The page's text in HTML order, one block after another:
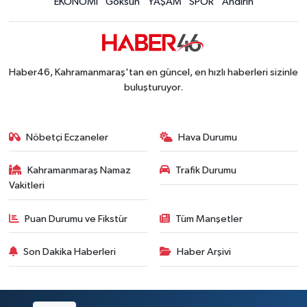
Kahramanmaraş'taki Okul Saldırısı Sonrası
12:31 |Kahramanmaraş Ağustos Fuarı'nda Funda Arar
Kahramanmaraş'ta Hacı Murat Caddesi Baştan
Kahramanmaraş'ta Said Bey Sitesi Davasında 3
Haber46, Kahramanmaraş'tan en güncel, en hızlı haberleri sizinle
buluşturuyor.
Nöbetçi Eczaneler Hava Durumu
Kahramanmaraş Namaz
Vakitleri
Trafik Durumu
Puan Durumu ve Fikstür Tüm Manşetler
Son Dakika Haberleri Haber Arşivi